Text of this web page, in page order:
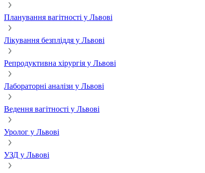
Планування вагітності у Львові
Лікування безпліддя у Львові
Репродуктивна хірургія у Львові
Лабораторні аналізи у Львові
Ведення вагітності у Львові
Уролог у Львові
УЗД у Львові